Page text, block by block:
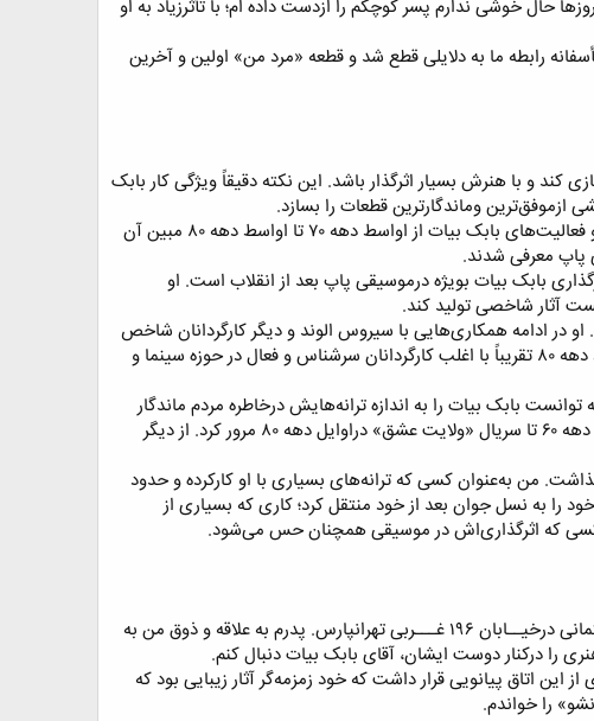
حال خوشی ندارم پسر کوچکم را ازدست داده ام؛ با تأثرزیاد به او
رابطه ما به دلایلی قطع شد و قطعه «مرد من» اولین و آخرین
و با هنرش بسیار اثرگذار باشد. این نکته دقیقاً ویژگی کار بابک
ازموفق‌ترین وماندگارترین قطعات را بسازد.​
او حتی دردوران بازنشستگی‌اش توانست اثر‌گذاری ویژه‌ای در ترانه و موسیقی پاپ داشته باشد. مرور آثار و فعالیت‌های بابک بیات از اواسط دهه ۷۰ تا اواسط دهه ۸۰ مبین آن
پاپ معرفی شدند.​
بابک بیات بویژه درموسیقی پاپ بعد از انقلاب است. او
آثار شاخصی تولید کند.​
شاپور قریب است. او در ادامه همکاری‌هایی با سیروس الوند و دیگر کارگردانان شاخص
سینمای ایران داشت. بعد ازانقلاب نیز موسیقی فیلم را با «مرگ یزدگرد» بهرام بیضایی آغاز کرد و تا اواسط دهه ۸۰ تقریباً با اغلب کارگردانان سرشناس و فعال در حوزه سینما و
بابک بیات را به اندازه ترانه‌هایش درخاطره مردم ماندگار
کند. این توانمندی وهنر بزرگ و ارزشمند بابک بیات را می‌توان در آثارش، چون «سلطان و شبان» در اوایل دهه ۶۰ تا سریال «ولایت عشق» دراوایل دهه ۸۰ مرور کرد. از دیگر
من به‌عنوان کسی که ترانه‌های بسیاری با او کارکرده و حدود
را به نسل جوان بعد از خود منتقل کرد؛ کاری که بسیاری از
کسی که اثر‌گذاری‌اش در موسیقی همچنان حس می‌شود.​
اوایل دهه هفتاد بود؛ ساعت نه صبح یک روز مهر ماه به توصیه پدرم به منزل استاد بابک بیات رفتم؛ ساختمانی درخیــابان ۱۹۶ غـــربی تهرانپارس. پدرم به علاقه و ذوق من به
را درکنار دوست ایشان، آقای بابک بیات دنبال کنم.​
اتاق پیانویی قرار داشت که خود زمزمه‌گر آثار زیبایی بود که
را خواندم.​